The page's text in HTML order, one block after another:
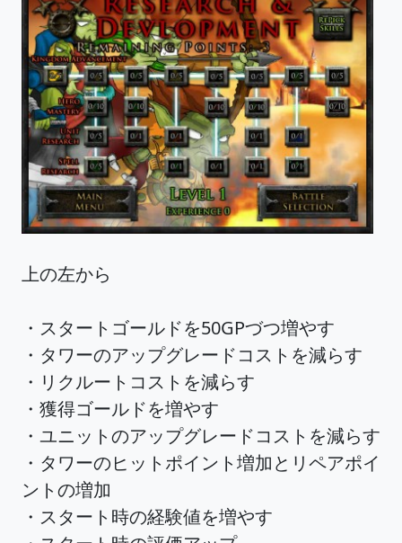
上の左から
・スタートゴールドを50GPづつ増やす
・タワーのアップグレードコストを減らす
・リクルートコストを減らす
・獲得ゴールドを増やす
・ユニットのアップグレードコストを減らす
・タワーのヒットポイント増加とリペアポイ
ントの増加
・スタート時の経験値を増やす